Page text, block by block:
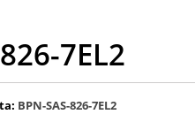
7EL2
BPN-SAS-826-7EL2